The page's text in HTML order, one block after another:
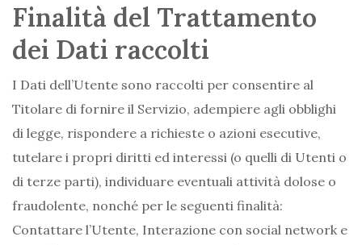
Finalità del Trattamento
dei Dati raccolti
I Dati dell’Utente sono raccolti per consentire al
Titolare di fornire il Servizio, adempiere agli obblighi
di legge, rispondere a richieste o azioni esecutive,
tutelare i propri diritti ed interessi (o quelli di Utenti o
di terze parti), individuare eventuali attività dolose o
fraudolente, nonché per le seguenti finalità:
Contattare l’Utente, Interazione con social network e